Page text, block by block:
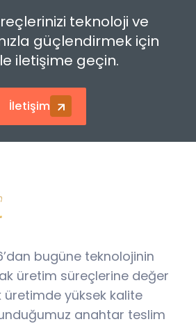
teknoloji ve
güçlendirmek için
iletişime geçin.
İletişim
bugüne teknolojinin
üretim süreçlerine değer
üretimde yüksek kalite
anahtar teslim